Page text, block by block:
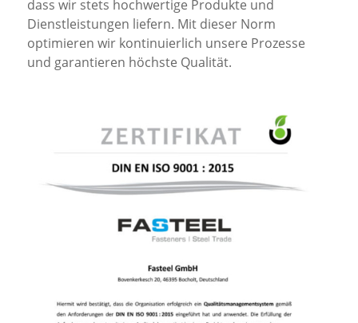
dass wir stets hochwertige Produkte und
Dienstleistungen liefern. Mit dieser Norm
optimieren wir kontinuierlich unsere Prozesse
und garantieren höchste Qualität.